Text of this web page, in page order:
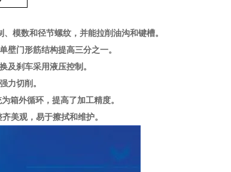
模数和径节螺纹，并能拉削油沟和键槽。
壁门形筋结构提高三分之一。
及刹车采用液压控制。
力切削。
箱外循环，提高了加工精度。
美观，易于擦拭和维护。